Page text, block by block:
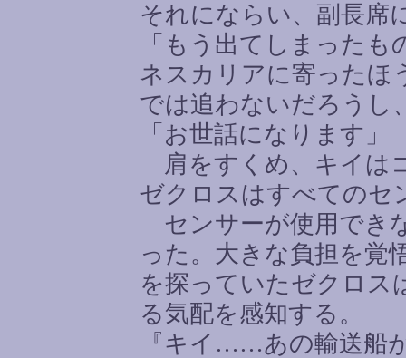
それにならい、副長席
「もう出てしまった
ネスカリアに寄ったほ
では追わないだろうし
「お世話になります」
肩をすくめ、キイは
ゼクロスはすべてのセ
センサーが使用でき
った。大きな負担を覚
を探っていたゼクロス
る気配を感知する。
『キイ ……あの輸送船